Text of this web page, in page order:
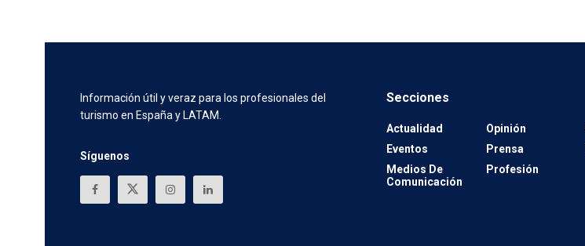
Información útil y veraz para los profesionales del
turismo en España y LATAM.
Síguenos
Secciones
Actualidad
Eventos
Medios De
Comunicación
Opinión
Prensa
Profesión